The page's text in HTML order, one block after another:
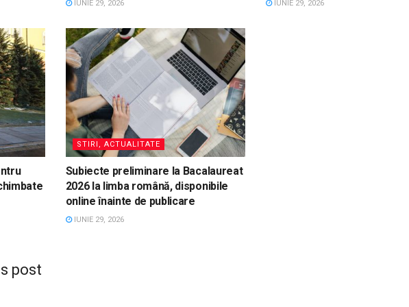
IUNIE 29, 2026 IUNIE 29, 2026
STIRI, ACTUALITATE
Subiecte preliminare la Bacalaureat
2026 la limba română, disponibile
online înainte de publicare
IUNIE 29, 2026
post